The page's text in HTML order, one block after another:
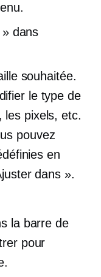
dans
souhaitée.
le type de
les pixels, etc.
pouvez
en
dans ».
la barre de
pour